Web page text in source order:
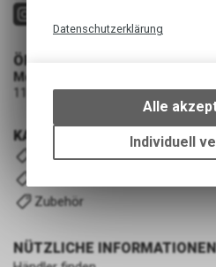
KATEGORIEN
Komplettfolierung-Kits
Zubehör
NÜTZLICHE INFORMATIONEN
ÖFFNUNGSZEITEN
Montag - Mittwoch
11:00 - 19:00 Uhr (nach
Datenschutzerklärung
bestimmte
um die
Funktionen
keinerlei
Alle
Individuell